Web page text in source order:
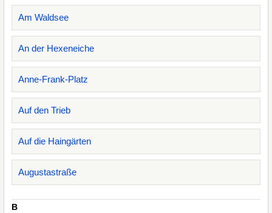
Am Waldsee
An der Hexeneiche
Anne-Frank-Platz
Auf den Trieb
Auf die Haingärten
Augustastraße
B